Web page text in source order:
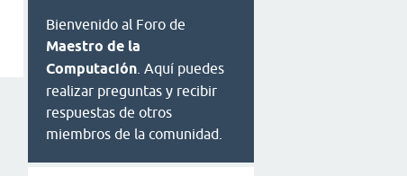
Bienvenido al Foro de
Maestro de la
Computación . Aquí puedes
realizar preguntas y recibir
respuestas de otros
miembros de la comunidad.